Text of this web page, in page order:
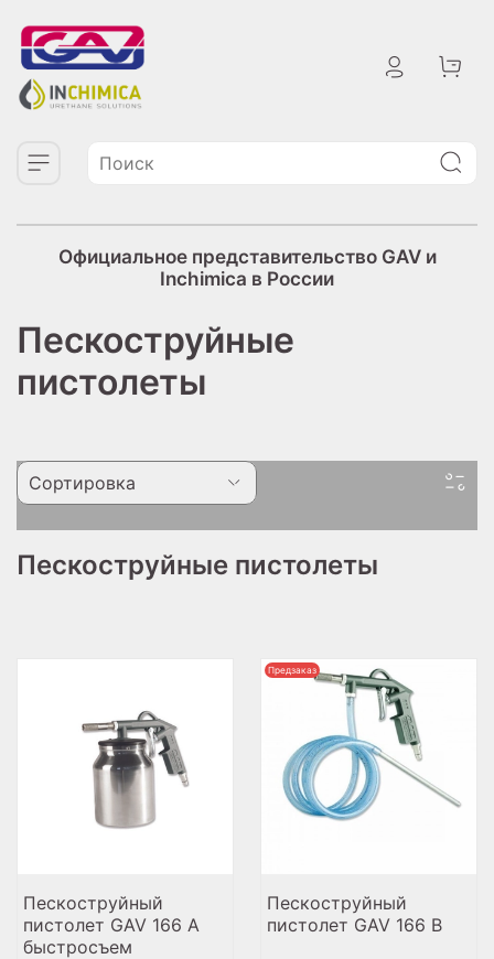
Официальное представительство GAV и
Inchimica в России
Пескоструйные
пистолеты
Пескоструйные пистолеты
Пескоструйный
пистолет GAV 166 A
быстросъем
Предзаказ
Пескоструйный
пистолет GAV 166 B